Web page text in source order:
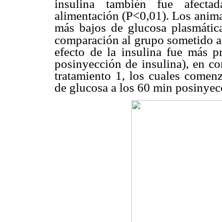
insulina también fue
alimentación (P<0,01). Los
más bajos de glucosa
comparación al grupo sometido
efecto de la insulina fue más
posinyección de insulina), en
tratamiento 1, los cuales
de glucosa a los 60 min